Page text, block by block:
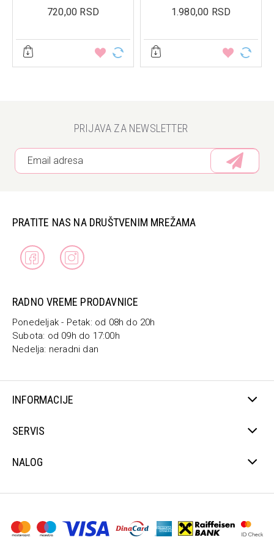
720,00 RSD 1.980,00 RSD
PRIJAVA ZA NEWSLETTER
PRATITE NAS NA DRUŠTVENIM MREŽAMA
RADNO VREME PRODAVNICE
Ponedeljak - Petak: od 08h do 20h
Subota: od 09h do 17:00h
Nedelja: neradni dan
INFORMACIJE
SERVIS
NALOG